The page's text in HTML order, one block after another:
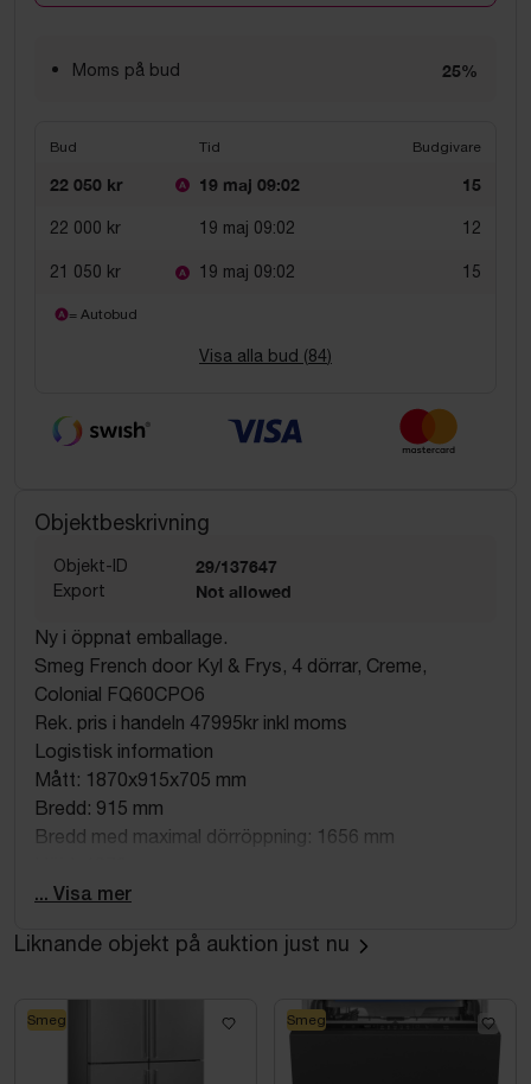
Moms på bud 25%
Bud Tid Budgivare
22 050 kr 19 maj 09:02 15
22 000 kr 19 maj 09:02 12
21 050 kr 19 maj 09:02 15
= Autobud
Visa alla bud (84)
Objektbeskrivning
Objekt-ID 29/137647
Export Not allowed
Ny i öppnat emballage.
Smeg French door Kyl & Frys, 4 dörrar, Creme,
Colonial FQ60CPO6
Rek. pris i handeln 47995kr inkl moms
Logistisk information
Mått: 1870x915x705 mm
Bredd: 915 mm
Bredd med maximal dörröppning: 1656 mm
Djup utan handtag: 705 mm
Djup med dörr öppen 90°: 1100 mm
Nettovikt: 174.0 kg
Bruttovikt: 194.0 kg
Bredd förpackad produkt: 989 mm
... Visa mer
Liknande objekt på auktion just nu
Smeg Smeg